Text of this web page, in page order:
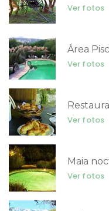
Ver fotos
Área
Ver fotos
Ver fotos
Maia
Ver fotos